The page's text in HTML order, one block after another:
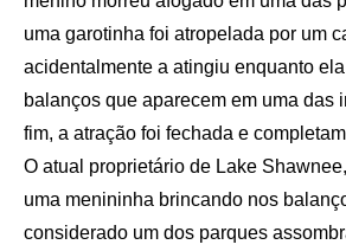
uma garotinha foi atropelada por um
acidentalmente a atingiu enquanto
balanços que aparecem em uma das
fim, a atração foi fechada e
O atual proprietário de Lake
uma menininha brincando nos
considerado um dos parques